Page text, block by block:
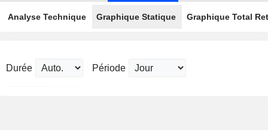
Analyse Technique Graphique Statique Graphique Total
Durée Période